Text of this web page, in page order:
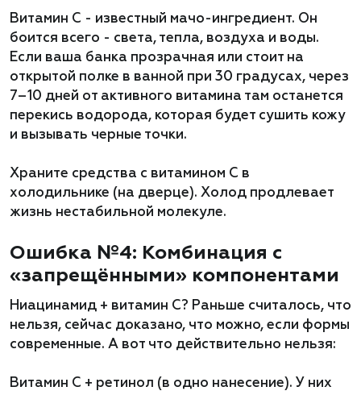
Витамин C - известный мачо-ингредиент. Он
боится всего - света, тепла, воздуха и воды.
Если ваша банка прозрачная или стоит на
открытой полке в ванной при 30 градусах, через
7–10 дней от активного витамина там останется
перекись водорода, которая будет сушить кожу
и вызывать черные точки.
Храните средства с витамином С в
холодильнике (на дверце). Холод продлевает
жизнь нестабильной молекуле.
Ошибка №4: Комбинация с
«запрещёнными» компонентами
Ниацинамид + витамин C? Раньше считалось, что
нельзя, сейчас доказано, что можно, если формы
современные. А вот что действительно нельзя:
Витамин C + ретинол (в одно нанесение). У них